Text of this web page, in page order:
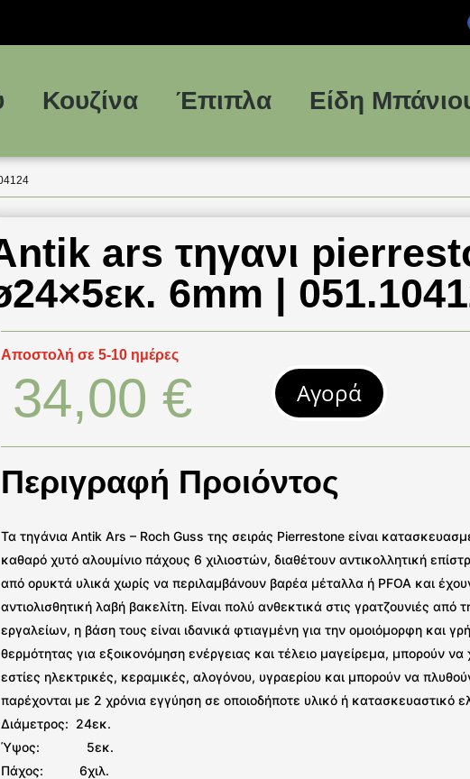
Κουζίνα Έπιπλα Είδη
ars τηγανι
6mm |
Αποστολή σε 5-10 ημέρες
34,00€ Αγορά
Περιγραφή Προιόντος
Τα τηγάνια Antik Ars – Roch Guss της σειράς Pierrestone είναι
καθαρό χυτό αλουμίνιο πάχους 6 χιλιοστών, διαθέτουν αντικολλητική
από ορυκτά υλικά χωρίς να περιλαμβάνουν βαρέα μέταλλα ή PFOA και
αντιολισθητική λαβή βακελίτη. Είναι πολύ ανθεκτικά στις γρατζουνιές από
εργαλείων, η βάση τους είναι ιδανικά φτιαγμένη για την ομοιόμορφη και
θερμότητας για εξοικονόμηση ενέργειας και τέλειο μαγείρεμα, μπορούν να
εστίες ηλεκτρικές, κεραμικές, αλογόνου, υγραερίου και μπορούν να
παρέχονται με 2 χρόνια εγγύηση σε οποιοδήποτε υλικό ή κατασκευαστικό
Διάμετρος: 24εκ.
Ύψος: 5εκ.
Πάχος: 6χιλ.